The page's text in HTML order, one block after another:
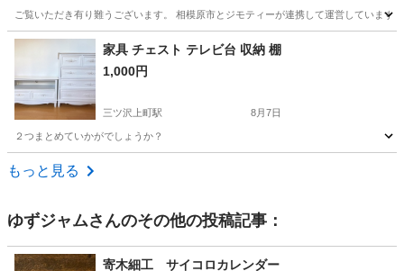
ご覧いただき有り難うございます。 相模原市とジモティーが連携して運営してい
神奈川 相模原市 収納家具 リユース
家具 チェスト テレビ台 収納 棚
1,000円
三ツ沢上町駅 8月7日
２つまとめていかがでしょうか？
神奈川 横浜市
もっと見る
ゆずジャムさんのその他の投稿記事：
寄木細工 サイコロカレンダー